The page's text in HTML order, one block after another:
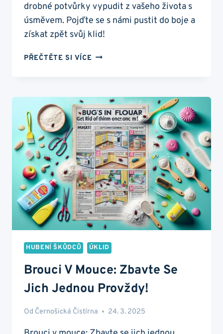
drobné potvůrky vypudit z vašeho života s
úsměvem. Pojďte se s námi pustit do boje a
získat zpět svůj klid!
PŘEČTĚTE SI VÍCE BLECHY
JICH
ZBAVIT
JEDNOU
PROVŽDY?
HUBENÍ ŠKŮDCŮ ÚKLID
Brouci V Mouce: Zbavte Se
Jich Jednou Provždy!
Od Černošická Čistírna 24. 3. 2025